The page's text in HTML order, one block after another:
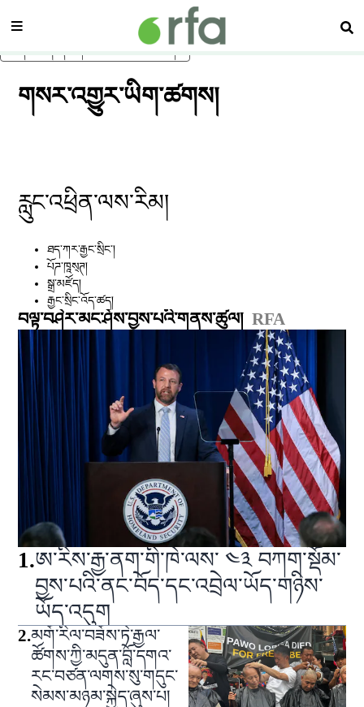
ནང་དོན་གཙོ་བོར་མཆོང་།
གསར་འགྱུར་ཡིག་ཚགས།
རླུང་འཕྲིན་ལས་རིམ།
ཐད་ཀར་རྒྱང་སྲིང༌།
པོཌ་ཁཱས྄ཊ།
སྒྲ་མཛོད།
རྒྱང་སྲིང་འོད་ཚད།
བལྟ་བཤེར་མང་ཤོས་བྱས་པའི་གནས་ཚུལ། RFA
1.ཨ་རིས་རྒྱ་ནག་གི་ཁེ་ལས་ ༤༣ བཀག་སྡོམ་
བྱས་པའི་ནང་བོད་དང་འབྲེལ་ཡོད་གཉིས་
ཡོད་འདུག
2.མགོ་རིལ་བཟོས་ཏེ་རྒྱལ་
ཚོགས་ཀྱི་མདུན་བློ་དགའ་
རང་བཙན་ལགས་སུ་གདུང་
སེམས་མཉམ་སྐྱེད་ཞུས་པ།